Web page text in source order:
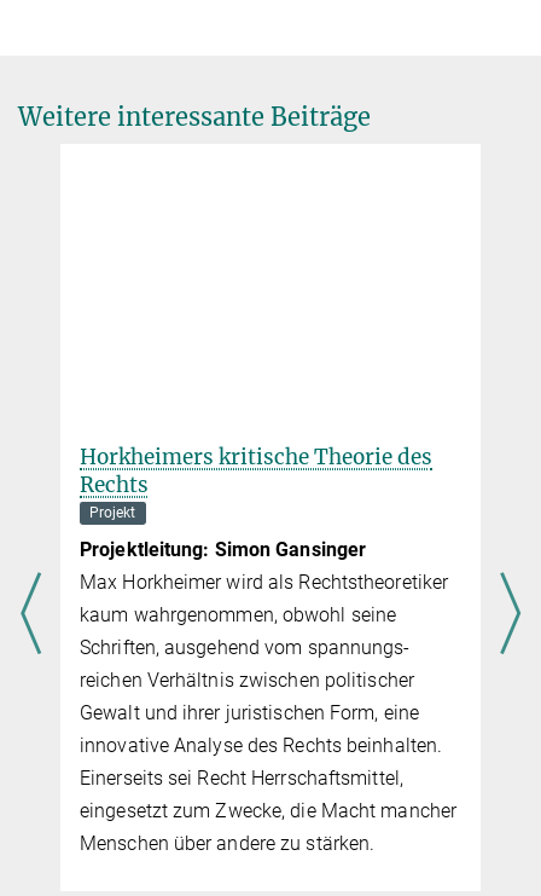
Weitere interessante Beiträge
Horkheimers kritische Theorie des
Rechts
Projekt
Projektleitung: Simon Gansinger
Max Horkheimer wird als Rechtstheoretiker
kaum wahrgenommen, obwohl seine
Schriften, ausgehend vom span­nungs­
reichen Verhältnis zwischen politischer
Gewalt und ihrer juristischen Form, eine
innovative Analyse des Rechts bein­hal­ten.
Einerseits sei Recht Herrschaftsmittel,
eingesetzt zum Zwecke, die Macht mancher
Menschen über andere zu stärken.